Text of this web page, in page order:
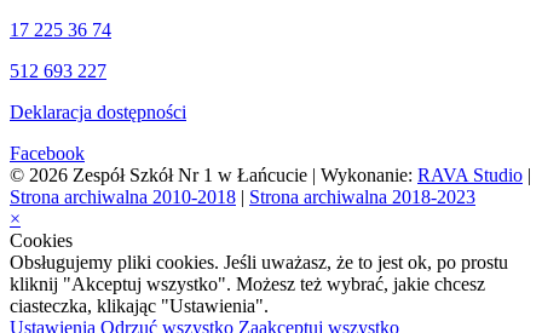
17 225 36 74
512 693 227
Deklaracja dostępności
Facebook
© 2026 Zespół Szkół Nr 1 w Łańcucie | Wykonanie: RAVA Studio |
Strona archiwalna 2010-2018 | Strona archiwalna 2018-2023
×
Cookies
Obsługujemy pliki cookies. Jeśli uważasz, że to jest ok, po prostu
kliknij "Akceptuj wszystko". Możesz też wybrać, jakie chcesz
ciasteczka, klikając "Ustawienia".
Ustawienia Odrzuć wszystko Zaakceptuj wszystko